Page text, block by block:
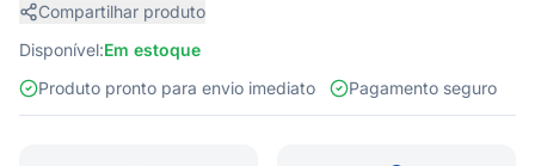
Compartilhar produto
Disponível:Em estoque
Produto pronto para envio imediato
Pagamento seguro